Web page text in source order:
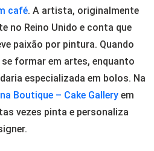
café. A artista, originalmente
no Reino Unido e conta que
paixão por pintura. Quando
formar em artes, enquanto
especializada em bolos. Na
Boutique – Cake Gallery em
vezes pinta e personaliza